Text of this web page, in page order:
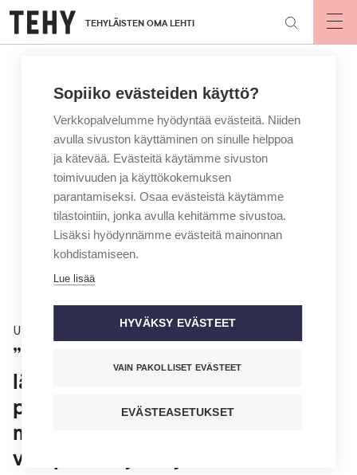
Hyppää
pääsisältöön
TEHYLÄISTEN OMA LEHTI
Uutinen
”Laadukkaan diagnoosin oikea
lähtökohta on laadukas näyte tai
potilaskohtainen tutkimus”,
muistuttaa Tehyn
varapuheenjohtaja
Sopiiko evästeiden käyttö?
Verkkopalvelumme hyödyntää evästeitä. Niiden
avulla sivuston käyttäminen on sinulle helppoa
ja kätevää. Evästeitä käytämme sivuston
toimivuuden ja käyttökokemuksen
parantamiseksi. Osaa evästeistä käytämme
tilastointiin, jonka avulla kehitämme sivustoa.
Lisäksi hyödynnämme evästeitä mainonnan
kohdistamiseen.
Lue lisää
HYVÄKSY EVÄSTEET
VAIN PAKOLLISET EVÄSTEET
EVÄSTEASETUKSET